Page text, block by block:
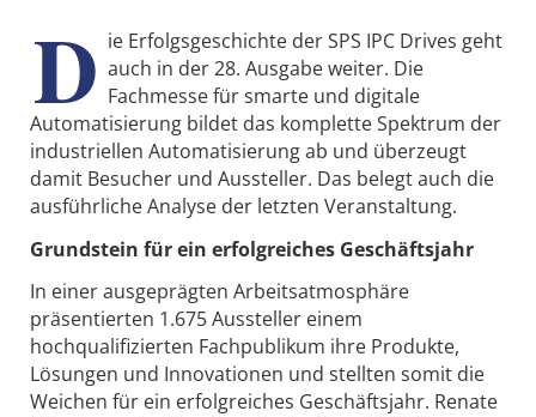
D ie Erfolgsgeschichte der SPS IPC Drives geht
auch in der 28. Ausgabe weiter. Die
Fachmesse für smarte und digitale
Automatisierung bildet das komplette Spektrum der
industriellen Automatisierung ab und überzeugt
damit Besucher und Aussteller. Das belegt auch die
ausführliche Analyse der letzten Veranstaltung.
Grundstein für ein erfolgreiches Geschäftsjahr
In einer ausgeprägten Arbeitsatmosphäre
präsentierten 1.675 Aussteller einem
hochqualifizierten Fachpublikum ihre Produkte,
Lösungen und Innovationen und stellten somit die
Weichen für ein erfolgreiches Geschäftsjahr. Renate